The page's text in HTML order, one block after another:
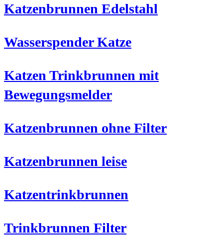
Katzenbrunnen Edelstahl
Wasserspender Katze
Katzen Trinkbrunnen mit
Bewegungsmelder
Katzenbrunnen ohne Filter
Katzenbrunnen leise
Katzentrinkbrunnen
Trinkbrunnen Filter